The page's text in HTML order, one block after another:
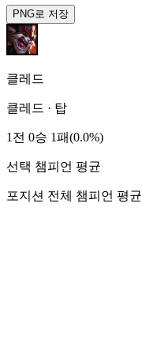
PNG로 저장
클레드
클레드 · 탑
1전 0승 1패(0.0%)
선택 챔피언 평균
포지션 전체 챔피언 평균